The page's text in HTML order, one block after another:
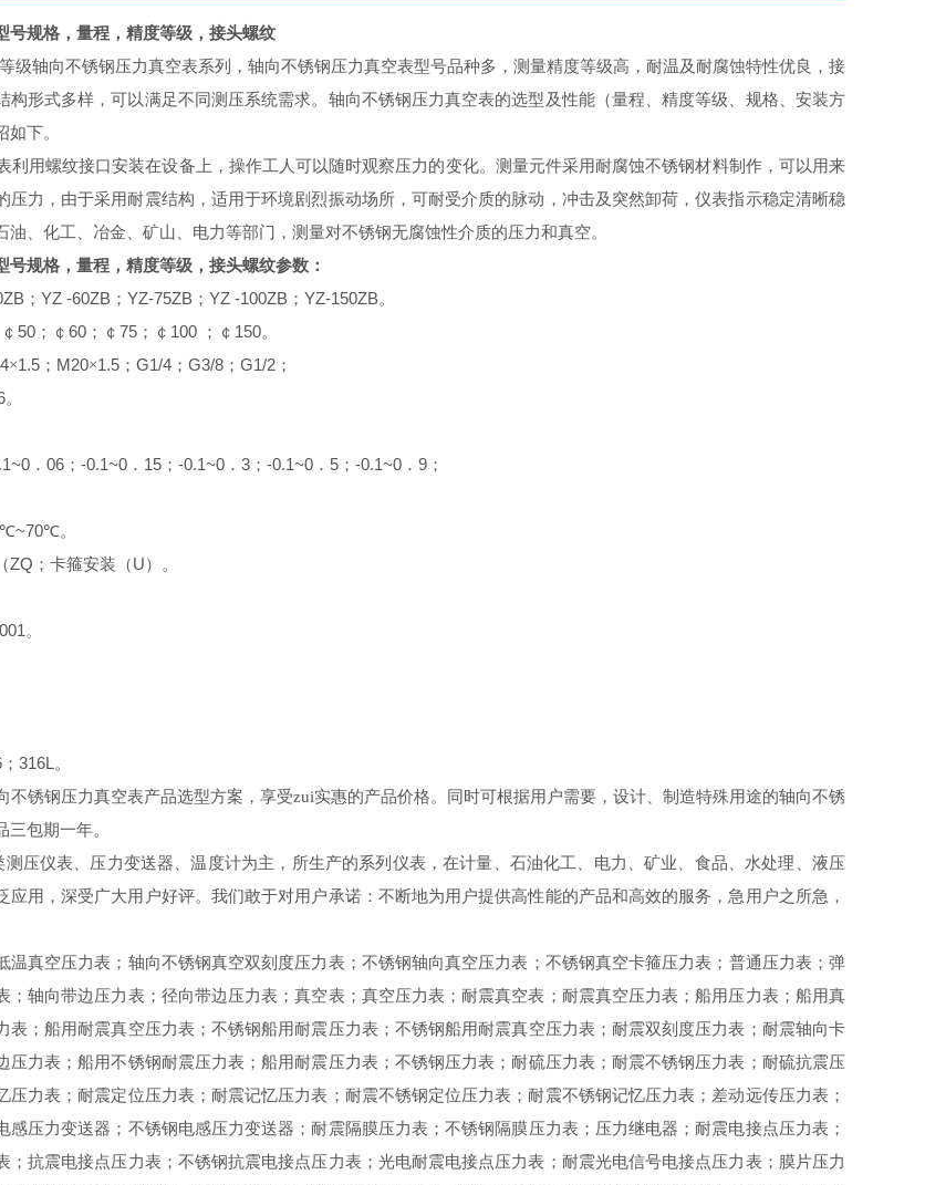
号规格，量程，精度等级，接头螺纹
轴向不锈钢压力真空表系列，轴向不锈钢压力真空表型号品种多，测量精度等级高，耐温及耐腐蚀特性优良，接
构形式多样，可以满足不同测压系统需求。轴向不锈钢压力真空表的选型及性能（量程、精度等级、规格、安装方
下。
用螺纹接口安装在设备上，操作工人可以随时观察压力的变化。测量元件采用耐腐蚀不锈钢材料制作，可以用来
压力，由于采用耐震结构，适用于环境剧烈振动场所，可耐受介质的脉动，冲击及突然卸荷，仪表指示稳定清晰稳
油、化工、冶金、矿山、电力等部门，测量对不锈钢无腐蚀性介质的压力和真空。
号规格，量程，精度等级，接头螺纹参数：
； YZ -60ZB ； YZ-75ZB ； YZ -100ZB ； YZ-150ZB。
50 ；￠ 60 ；￠ 75 ；￠ 100 ；￠ 150。
×1.5 ； M20×1.5 ； G1/4 ； G3/8 ； G1/2 ；
。
． 06 ； -0.1~0 ． 15 ； -0.1~0 ． 3 ； -0.1~0 ． 5 ； -0.1~0 ． 9 ；
℃~70℃。
ZQ ；卡箍安装（U）。
。
； 316L。
锈钢压力真空表产品选型方案，享受zui实惠的产品价格。同时可根据用户需要，设计、制造特殊用途的轴向不锈
包期一年。
压仪表、压力变送器、温度计为主，所生产的系列仪表，在计量、石油化工、电力、矿业、食品、水处理、液压
应用，深受广大用户好评。我们敢于对用户承诺：不断地为用户提供高性能的产品和高效的服务，急用户之所急，
温真空压力表；轴向不锈钢真空双刻度压力表；不锈钢轴向真空压力表；不锈钢真空卡箍压力表；普通压力表；弹
；轴向带边压力表；径向带边压力表；真空表；真空压力表；耐震真空表；耐震真空压力表；船用压力表；船用真
表；船用耐震真空压力表；不锈钢船用耐震压力表；不锈钢船用耐震真空压力表；耐震双刻度压力表；耐震轴向卡
压力表；船用不锈钢耐震压力表；船用耐震压力表；不锈钢压力表；耐硫压力表；耐震不锈钢压力表；耐硫抗震压
压力表；耐震定位压力表；耐震记忆压力表；耐震不锈钢定位压力表；耐震不锈钢记忆压力表；差动远传压力表；
感压力变送器；不锈钢电感压力变送器；耐震隔膜压力表；不锈钢隔膜压力表；压力继电器；耐震电接点压力表；
；抗震电接点压力表；不锈钢抗震电接点压力表；光电耐震电接点压力表；耐震光电信号电接点压力表；膜片压力